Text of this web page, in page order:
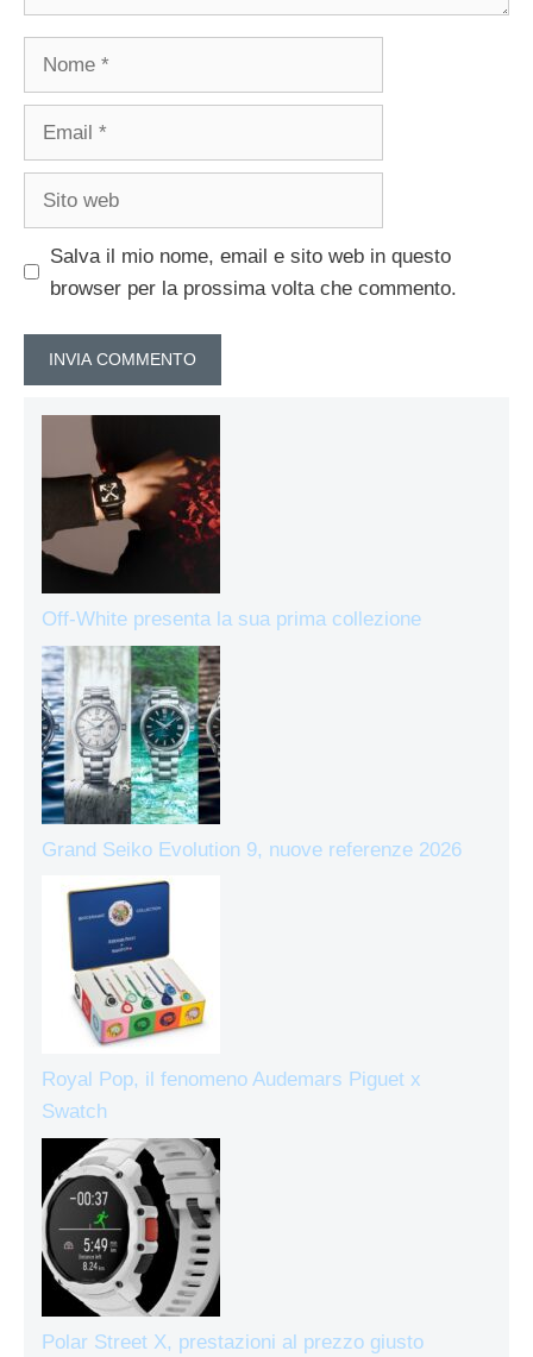
Salva il mio nome, email e sito web in questo
browser per la prossima volta che commento.
Off-White presenta la sua prima collezione
Grand Seiko Evolution 9, nuove referenze 2026
Royal Pop, il fenomeno Audemars Piguet x
Swatch
Polar Street X, prestazioni al prezzo giusto